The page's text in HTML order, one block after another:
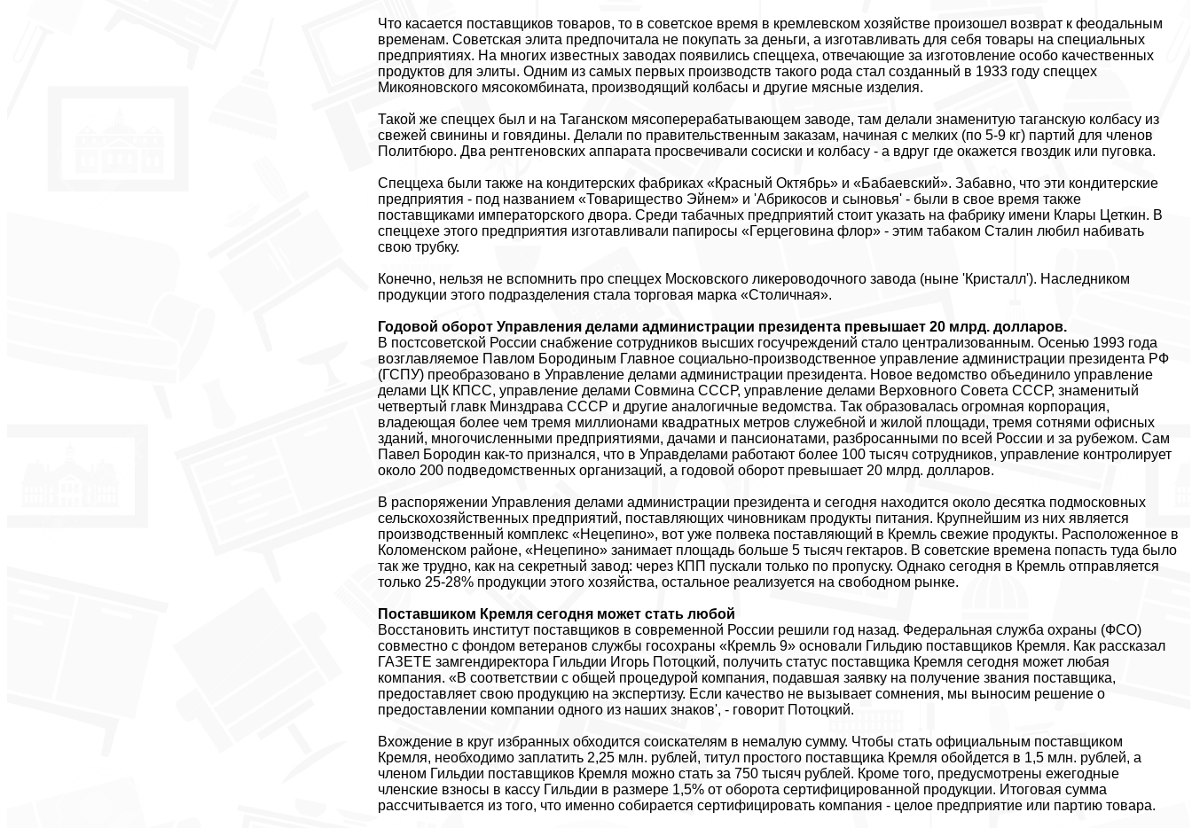
Что касается поставщиков товаров, то в советское время в кремлевском хозяйстве произошел возврат к феодальным
временам. Советская элита предпочитала не покупать за деньги, а изготавливать для себя товары на специальных
предприятиях. На многих известных заводах появились спеццеха, отвечающие за изготовление особо качественных
продуктов для элиты. Одним из самых первых производств такого рода стал созданный в 1933 году спеццех
Микояновского мясокомбината, производящий колбасы и другие мясные изделия.
Такой же спеццех был и на Таганском мясоперерабатывающем заводе, там делали знаменитую таганскую колбасу из
свежей свинины и говядины. Делали по правительственным заказам, начиная с мелких (по 5-9 кг) партий для членов
Политбюро. Два рентгеновских аппарата просвечивали сосиски и колбасу - а вдруг где окажется гвоздик или пуговка.
Спеццеха были также на кондитерских фабриках «Красный Октябрь» и «Бабаевский». Забавно, что эти кондитерские
предприятия - под названием «Товарищество Эйнем» и 'Абрикосов и сыновья' - были в свое время также
поставщиками императорского двора. Среди табачных предприятий стоит указать на фабрику имени Клары Цеткин. В
спеццехе этого предприятия изготавливали папиросы «Герцеговина флор» - этим табаком Сталин любил набивать
свою трубку.
Конечно, нельзя не вспомнить про спеццех Московского ликероводочного завода (ныне 'Кристалл'). Наследником
продукции этого подразделения стала торговая марка «Столичная».
Годовой оборот Управления делами администрации президента превышает 20 млрд. долларов.
В постсоветской России снабжение сотрудников высших госучреждений стало централизованным. Осенью 1993 года
возглавляемое Павлом Бородиным Главное социально-производственное управление администрации президента РФ
(ГСПУ) преобразовано в Управление делами администрации президента. Новое ведомство объединило управление
делами ЦК КПСС, управление делами Совмина СССР, управление делами Верховного Совета СССР, знаменитый
четвертый главк Минздрава СССР и другие аналогичные ведомства. Так образовалась огромная корпорация,
владеющая более чем тремя миллионами квадратных метров служебной и жилой площади, тремя сотнями офисных
зданий, многочисленными предприятиями, дачами и пансионатами, разбросанными по всей России и за рубежом. Cам
Павел Бородин как-то признался, что в Управделами работают более 100 тысяч сотрудников, управление контролирует
около 200 подведомственных организаций, а годовой оборот превышает 20 млрд. долларов.
В распоряжении Управления делами администрации президента и сегодня находится около десятка подмосковных
сельскохозяйственных предприятий, поставляющих чиновникам продукты питания. Крупнейшим из них является
производственный комплекс «Нецепино», вот уже полвека поставляющий в Кремль свежие продукты. Расположенное в
Коломенском районе, «Нецепино» занимает площадь больше 5 тысяч гектаров. В советские времена попасть туда было
так же трудно, как на секретный завод: через КПП пускали только по пропуску. Однако сегодня в Кремль отправляется
только 25-28% продукции этого хозяйства, остальное реализуется на свободном рынке.
Поставшиком Кремля сегодня может стать любой
Восстановить институт поставщиков в современной России решили год назад. Федеральная служба охраны (ФСО)
совместно с фондом ветеранов службы госохраны «Кремль 9» основали Гильдию поставщиков Кремля. Как рассказал
ГАЗЕТЕ замгендиректора Гильдии Игорь Потоцкий, получить статус поставщика Кремля сегодня может любая
компания. «В соответствии с общей процедурой компания, подавшая заявку на получение звания поставщика,
предоставляет свою продукцию на экспертизу. Если качество не вызывает сомнения, мы выносим решение о
предоставлении компании одного из наших знаков', - говорит Потоцкий.
Вхождение в круг избранных обходится соискателям в немалую сумму. Чтобы стать официальным поставщиком
Кремля, необходимо заплатить 2,25 млн. рублей, титул простого поставщика Кремля обойдется в 1,5 млн. рублей, а
членом Гильдии поставщиков Кремля можно стать за 750 тысяч рублей. Кроме того, предусмотрены ежегодные
членские взносы в кассу Гильдии в размере 1,5% от оборота сертифицированной продукции. Итоговая сумма
рассчитывается из того, что именно собирается сертифицировать компания - целое предприятие или партию товара.